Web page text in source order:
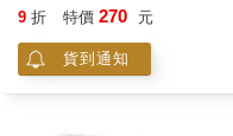
學習單)
9 折 特價 270 元
貨到通知